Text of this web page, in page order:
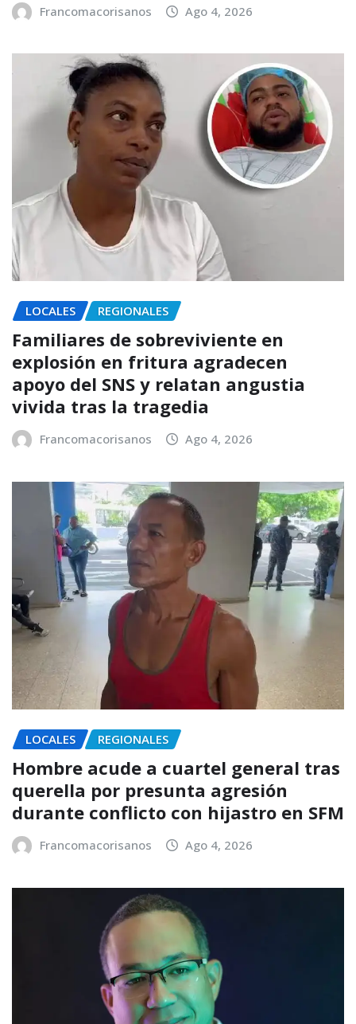
Francomacorisanos Ago 4, 2026
LOCALES REGIONALES
Familiares de sobreviviente en
explosión en fritura agradecen
apoyo del SNS y relatan angustia
vivida tras la tragedia
Francomacorisanos Ago 4, 2026
LOCALES REGIONALES
Hombre acude a cuartel general tras
querella por presunta agresión
durante conflicto con hijastro en SFM
Francomacorisanos Ago 4, 2026